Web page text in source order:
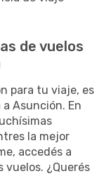
de vuelos
para tu viaje, es
Asunción. En
la mejor
accedés a
¿Querés